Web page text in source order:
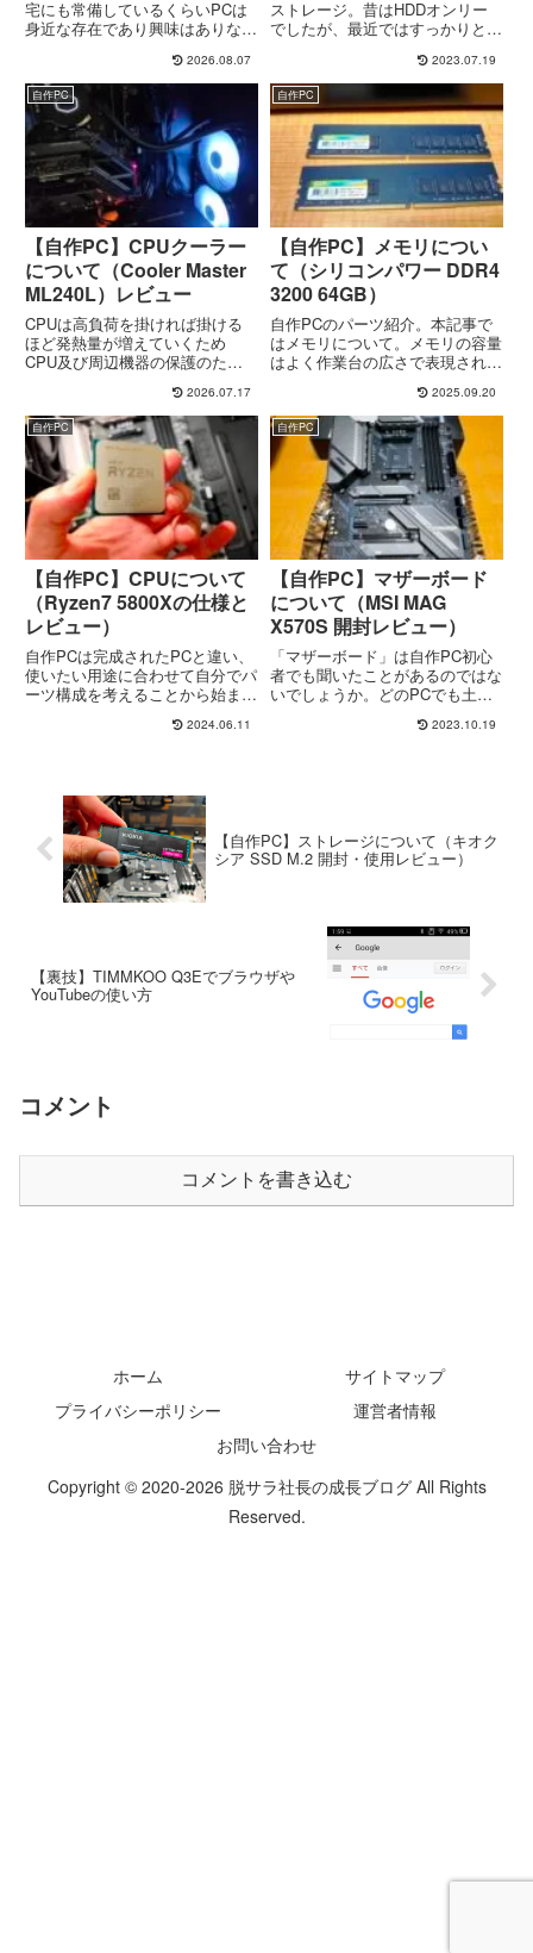
宅にも常備しているくらいPCは
身近な存在であり興味はありなが
PC」。慣れている方は「プラモ
作るより簡単～！」なんて言って
ますが実際そうなのか？よく分か
りません…そこで仕事で1台PC...
2026.08.07
ストレージ。昔はHDDオンリー
でしたが、最近ではすっかりと
げで昔に比べたら相当な高速化が
実現できてます。これからの自作
PCのストレージもSSD一択と言
っても過言ではないかと。その...
2023.07.19
自作PC
【自作PC】CPUクーラー
について（Cooler Master
ML240L）レビュー
CPUは高負荷を掛ければ掛ける
ほど発熱量が増えていくため
CPU及び周辺機器の保護のた
付いています。自作PCの場合、
CPUを選定する場合にCPUに
CPUクーラーが付属しているの
かどうかも確認しておく必要があ
りま...
2026.07.17
自作PC
【自作PC】メモリについ
て（シリコンパワー ‎DDR4
3200 64GB）
自作PCのパーツ紹介。本記事で
はメモリについて。メモリの容量
はよく作業台の広さで表現されま
ものを広げて置いておけるのと同
じようにメモリは一時的なデータ
の保存場所として使われ、CPU
がその情報を高速に読み書きし
て...
2025.09.20
自作PC
【自作PC】CPUについて
（Ryzen7 5800Xの仕様と
レビュー）
自作PCは完成されたPCと違い、
使いたい用途に合わせて自分でパ
ーツ構成を考えることから始まり
いのかもしれませんが、自作PC
2024.06.11
自作PC
【自作PC】マザーボード
について（‎MSI MAG
X570S 開封レビュー）
「マザーボード」は自作PC初心
者でも聞いたことがあるのではな
いでしょうか。どのPCでも土台
す。これがマザーボード。マザー
2023.10.19
【自作PC】ストレージについて（キオク
シア SSD M.2 開封・使用レビュー）
【裏技】TIMMKOO ‎Q3Eでブラウザや
YouTubeの使い方
コメント
コメントを書き込む
ホーム
サイトマップ
プライバシーポリシー
運営者情報
お問い合わせ
Copyright © 2020-2026 脱サラ社長の成長ブログ All Rights
Reserved.